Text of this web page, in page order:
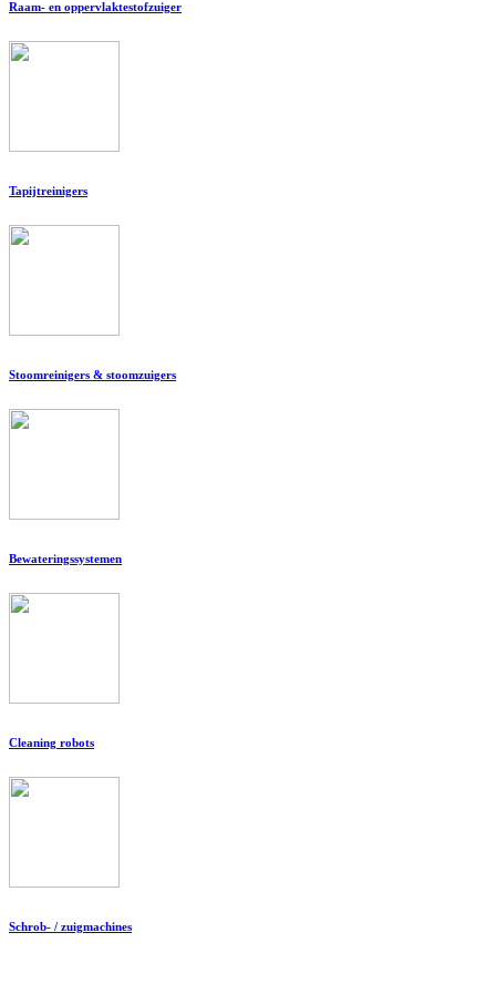
Raam- en oppervlaktestofzuiger
Tapijtreinigers
Stoomreinigers & stoomzuigers
Bewateringssystemen
Cleaning robots
Schrob- / zuigmachines